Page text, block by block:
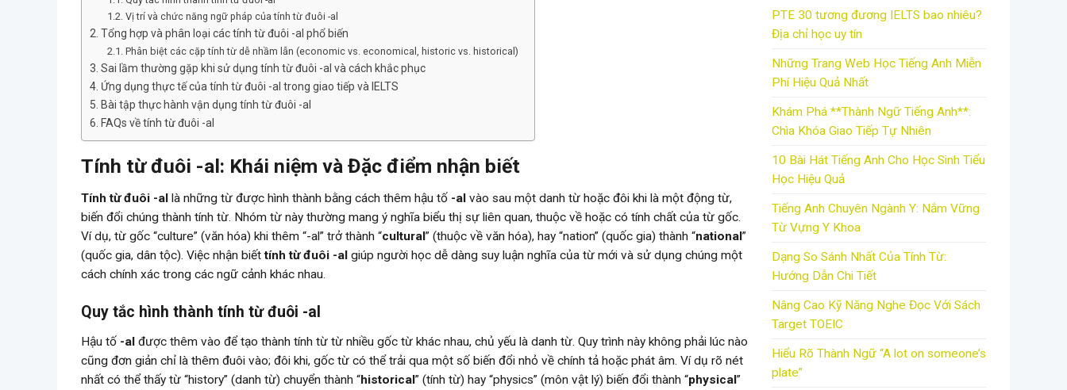
Vị trí và chức năng ngữ pháp của tính từ đuôi -al
Tổng hợp và phân loại các tính từ đuôi -al phổ biến
Phân biệt các cặp tính từ dễ nhầm lẫn (economic vs. economical, historic vs. historical)
Sai lầm thường gặp khi sử dụng tính từ đuôi -al và cách khắc phục
Ứng dụng thực tế của tính từ đuôi -al trong giao tiếp và IELTS
Bài tập thực hành vận dụng tính từ đuôi -al
FAQs về tính từ đuôi -al
Tính từ đuôi -al: Khái niệm và Đặc điểm nhận biết
Tính từ đuôi -al là những từ được hình thành bằng cách thêm hậu tố -al vào sau một danh từ hoặc đôi khi là một động từ,
biến đổi chúng thành tính từ. Nhóm từ này thường mang ý nghĩa biểu thị sự liên quan, thuộc về hoặc có tính chất của từ gốc.
Ví dụ, từ gốc “culture” (văn hóa) khi thêm “-al” trở thành “cultural” (thuộc về văn hóa), hay “nation” (quốc gia) thành “national”
(quốc gia, dân tộc). Việc nhận biếttính từ đuôi -al giúp người học dễ dàng suy luận nghĩa của từ mới và sử dụng chúng một
cách chính xác trong các ngữ cảnh khác nhau.
Quy tắc hình thành tính từ đuôi -al
Hậu tố -al được thêm vào để tạo thành tính từ từ nhiều gốc từ khác nhau, chủ yếu là danh từ. Quy trình này không phải lúc nào
cũng đơn giản chỉ là thêm đuôi vào; đôi khi, gốc từ có thể trải qua một số biến đổi nhỏ về chính tả hoặc phát âm. Ví dụ rõ nét
nhất có thể thấy từ “history” (danh từ) chuyển thành “historical” (tính từ) hay “physics” (môn vật lý) biến đổi thành “physical”
PTE 30 tương đương IELTS bao nhiêu?
Địa chỉ học uy tín
Những Trang Web Học Tiếng Anh Miễn
Phí Hiệu Quả Nhất
Khám Phá **Thành Ngữ Tiếng Anh**:
Chìa Khóa Giao Tiếp Tự Nhiên
10 Bài Hát Tiếng Anh Cho Học Sinh Tiểu
Học Hiệu Quả
Tiếng Anh Chuyên Ngành Y: Nắm Vững
Từ Vựng Y Khoa
Dạng So Sánh Nhất Của Tính Từ:
Hướng Dẫn Chi Tiết
Nâng Cao Kỹ Năng Nghe Đọc Với Sách
Target TOEIC
Hiểu Rõ Thành Ngữ “A lot on someone’s
plate”